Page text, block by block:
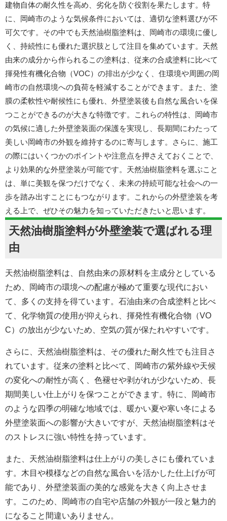
建物自体の耐久性を高め、劣化を防ぐ役割を果たします。特
に、岡崎市のような気候条件においては、適切な塗料選びが不
可欠です。その中でも天然油樹脂塗料は、岡崎市の環境に優し
く、持続性にも優れた選択肢として注目を集めています。天然
由来の成分から作られるこの塗料は、従来の合成塗料に比べて
揮発性有機化合物（VOC）の排出が少なく、住環境や周囲の岡
崎市の自然環境への負荷を軽減することができます。また、塗
膜の柔軟性や耐候性にも優れ、外壁塗装後も自然な風合いを保
つことができるのが大きな特徴です。これらの特性は、岡崎市
の気候に適した外壁塗装面の保護を実現し、長期間にわたって
美しい岡崎市の外観を維持するのに寄与します。さらに、施工
の際にはいくつかのポイントや注意点を押さえておくことで、
より効果的な外壁塗装が可能です。天然油樹脂塗料を選ぶこと
は、単に美観を保つだけでなく、未来の持続可能な社会への一
歩を踏み出すことにもつながります。これからの外壁塗装を考
える上で、ぜひその魅力を知っていただきたいと思います。
天然油樹脂塗料が外壁塗装で選ばれる理
由
天然油樹脂塗料は、自然由来の原材料を主成分としている
ため、
岡崎市の環境への配慮が極めて重要な現代におい
て、多くの支持を得ています。石油由来の合成塗料と比べ
て、化学物質の使用が抑えられ、揮発性有機化合物（VO
C）の放出が少ないため、空気の質が保たれやすいです。
さらに、天然油樹脂塗料は、その優れた耐久性でも注目さ
れています。従来の塗料と比べて、
岡崎市の紫外線や天候
の変化への耐性が高く、色褪せや剥がれが少ないため、長
期間美しい仕上がりを保つことができます。特に、岡崎市
のような四季の明確な地域では、暖かい夏や寒い冬による
外壁塗装面への影響が大きいですが、天然油樹脂塗料はそ
のストレスに強い特性を持っています。
また、天然油樹脂塗料は仕上がりの美しさにも優れていま
す。木目や模様などの自然な風合いを活かした仕上げが可
能であり、外壁塗装面の美的な感覚を大きく向上させま
す。このため、
岡崎市の自宅や店舗の外観が一段と魅力的
になること間違いありません。